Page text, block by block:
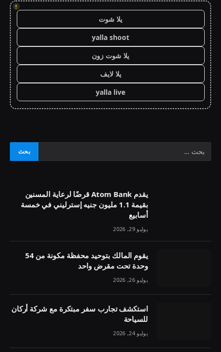
!
يلا شوت
yalla shoot
يلا شوت زون
يلا لايف
yalla live
يقدم Atom Bank قرضًا لرعاية المسنين
بقيمة 1.1 مليون جنيه إسترليني في خمسة
أسابيع
يوليو 29, 2026
يقوم المالك بتوحيد محفظة مكونة من 54
وحدة تحت مقرض واحد
يوليو 26, 2026
استكشف تجارب سفر مبتكرة مع شركة أركان
للسياحة
يوليو 24, 2026